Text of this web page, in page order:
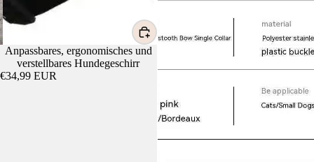
Anpassbares, ergonomisches und
verstellbares Hundegeschirr
€34,99 EUR